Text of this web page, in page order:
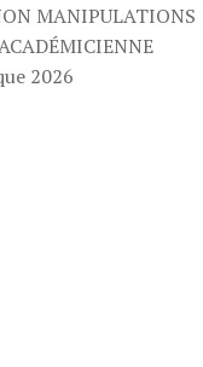
MANIPULATIONS
2026